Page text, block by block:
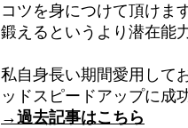
コツを身につけて頂けます
鍛えるというより潜在能
私自身長い期間愛用して
ッドスピードアップに成
→過去記事はこちら